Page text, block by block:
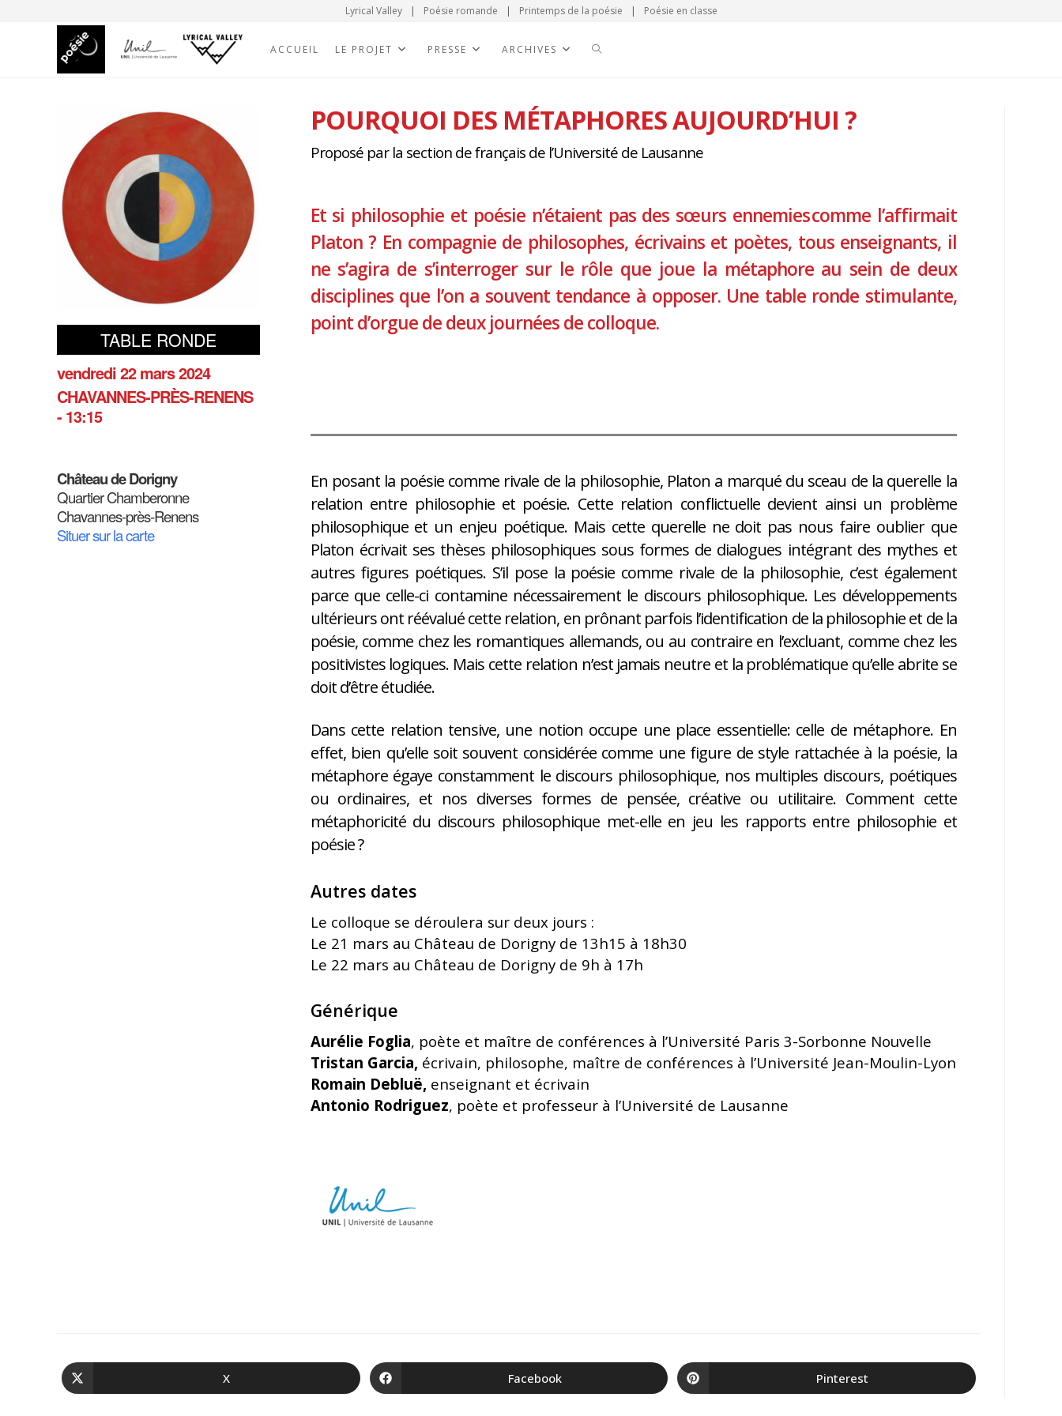
Lyrical Valley | Poésie romande | Printemps de la poésie | Poésie en classe
ACCUEIL LE PROJET PRESSE ARCHIVES
TABLE RONDE
vendredi 22 mars 2024
CHAVANNES-PRÈS-RENENS
- 13:15
Château de Dorigny
Quartier Chamberonne
Chavannes-près-Renens
Situer sur la carte
POURQUOI DES MÉTAPHORES AUJOURD’HUI ?
Proposé par la section de français de l’Université de Lausanne
Et si philosophie et poésie n’étaient pas des sœurs ennemies comme l’affirmait
Platon ? En compagnie de philosophes, écrivains et poètes, tous enseignants, il
ne s’agira de s’interroger sur le rôle que joue la métaphore au sein de deux
disciplines que l’on a souvent tendance à opposer. Une table ronde stimulante,
point d’orgue de deux journées de colloque.
En posant la poésie comme rivale de la philosophie, Platon a marqué du sceau de la querelle la
relation entre philosophie et poésie. Cette relation conflictuelle devient ainsi un problème
philosophique et un enjeu poétique. Mais cette querelle ne doit pas nous faire oublier que
Platon écrivait ses thèses philosophiques sous formes de dialogues intégrant des mythes et
autres figures poétiques. S’il pose la poésie comme rivale de la philosophie, c’est également
parce que celle-ci contamine nécessairement le discours philosophique. Les développements
ultérieurs ont réévalué cette relation, en prônant parfois l’identification de la philosophie et de la
poésie, comme chez les romantiques allemands, ou au contraire en l’excluant, comme chez les
positivistes logiques. Mais cette relation n’est jamais neutre et la problématique qu’elle abrite se
doit d’être étudiée.
Dans cette relation tensive, une notion occupe une place essentielle: celle de métaphore. En
effet, bien qu’elle soit souvent considérée comme une figure de style rattachée à la poésie, la
métaphore égaye constamment le discours philosophique, nos multiples discours, poétiques
ou ordinaires, et nos diverses formes de pensée, créative ou utilitaire. Comment cette
métaphoricité du discours philosophique met-elle en jeu les rapports entre philosophie et
poésie ?
Autres dates
Le colloque se déroulera sur deux jours :
Le 21 mars au Château de Dorigny de 13h15 à 18h30
Le 22 mars au Château de Dorigny de 9h à 17h
Générique
Aurélie Foglia, poète et maître de conférences à l’Université Paris 3-Sorbonne Nouvelle
Tristan Garcia, écrivain, philosophe, maître de conférences à l’Université Jean-Moulin-Lyon
Romain Debluë, enseignant et écrivain
Antonio Rodriguez, poète et professeur à l’Université de Lausanne
X Facebook Pinterest